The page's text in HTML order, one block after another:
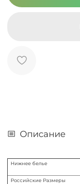
Описание
Нижнее белье
Российские Размеры